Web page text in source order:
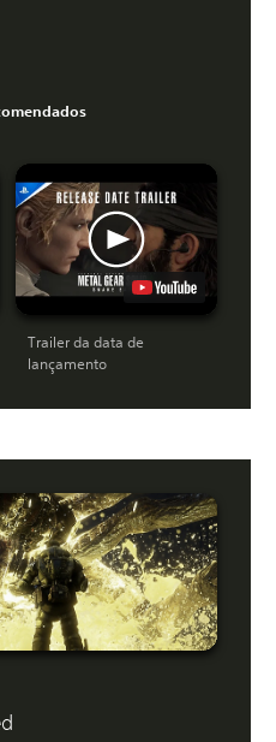
Trailer da data de
lançamento